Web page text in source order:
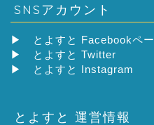
SNSアカウント
▶
とよすと Facebookペ
▶
とよすと Twitter
▶
とよすと Instagram
とよすと 運営情報